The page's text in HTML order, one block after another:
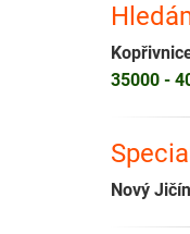
35000 -
Nový Jičín